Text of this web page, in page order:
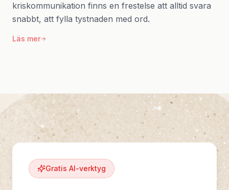
kriskommunikation finns en frestelse att alltid svara
snabbt, att fylla tystnaden med ord.
Läs mer
Gratis AI-verktyg